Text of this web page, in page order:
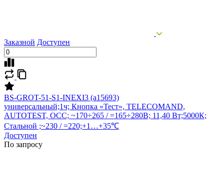
Заказной Доступен
BS-GROT-51-S1-INEXI3 (a15693)
универсальный;1ч; Кнопка «Тест», TELECOMAND,
AUTOTEST, OCC; ~170÷265 / =165÷280В; 11,40 Вт;5000К;
Стальной ;~230 / =220;+1…+35℃
Доступен
По запросу